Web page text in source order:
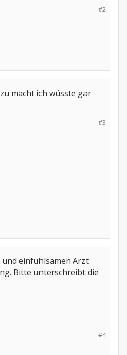
#2
macht ich wüsste gar
#3
einfühlsamen Arzt
Bitte unterschreibt die
#4